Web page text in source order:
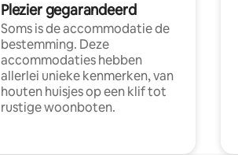
Plezier gegarandeerd
Soms is de accommodatie de
bestemming. Deze
accommodaties hebben
allerlei unieke kenmerken, van
houten huisjes op een klif tot
rustige woonboten.